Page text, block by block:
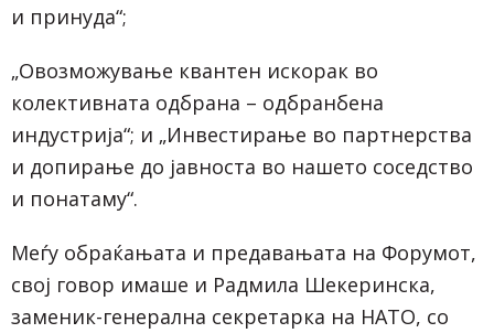
и принуда“;
„Овозможување квантен искорак во
колективната одбрана – одбранбена
индустрија“; и „Инвестирање во партнерства
и допирање до јавноста во нашето соседство
и понатаму“.
Меѓу обраќањата и предавањата на Форумот,
свој говор имаше и Радмила Шекеринска,
заменик-генерална секретарка на НАТО, со